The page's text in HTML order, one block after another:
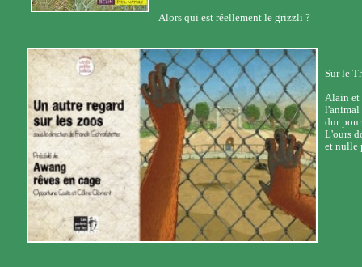
Sur le
Alain et
l'animal
dur
L'ours
et nulle
Alors qui est réellement le grizzli ?